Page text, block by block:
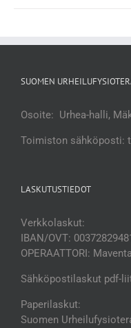
SUOMEN
Osoite: Urhea-halli,
Toimiston sähköposti:
LASKUTUSTIEDOT
Verkkolaskut:
IBAN/OVT:
OPERAATTORI:
Sähköpostilaskut pdf-
Paperilaskut:
Suomen